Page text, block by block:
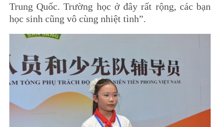
Trung Quốc. Trường học ở đây rất rộng, các bạn
học sinh cũng vô cùng nhiệt tình”.